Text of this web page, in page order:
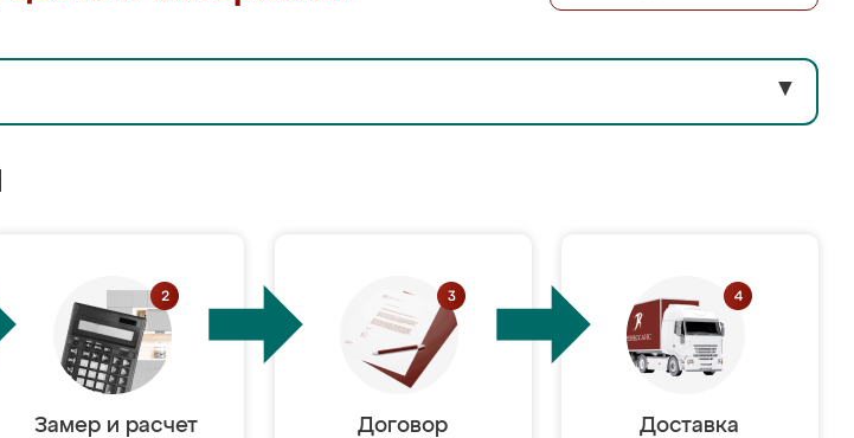
▼
Замер и расчет
Договор
Доставка